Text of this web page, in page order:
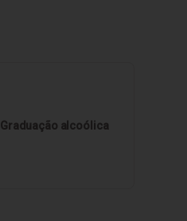
Graduação alcoólica